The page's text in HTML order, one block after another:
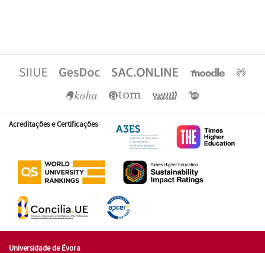
Acreditações e Certificações
Universidade de Évora